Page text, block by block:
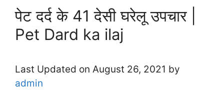
पेट दर्द के 41 देसी घरेलू उपचार |
Pet Dard ka ilaj
Last Updated on August 26, 2021 by
admin